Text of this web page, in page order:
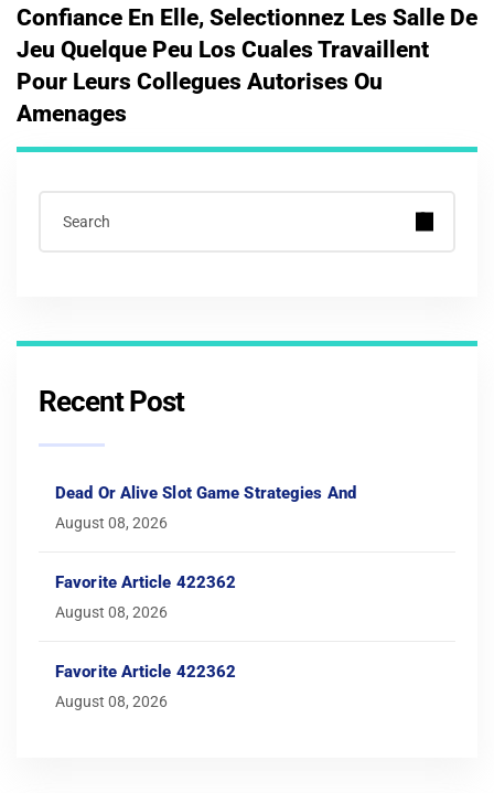
Confiance En Elle, Selectionnez Les Salle De
Jeu Quelque Peu Los Cuales Travaillent
Pour Leurs Collegues Autorises Ou
Amenages
Recent Post
Dead Or Alive Slot Game Strategies And
August 08, 2026
Favorite Article 422362
August 08, 2026
Favorite Article 422362
August 08, 2026